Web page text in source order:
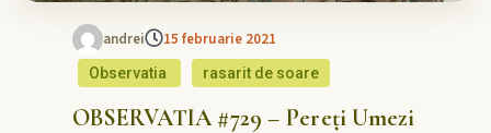
andrei 15 februarie 2021
Observatia rasarit de soare
OBSERVATIA #729 – Pereți Umezi